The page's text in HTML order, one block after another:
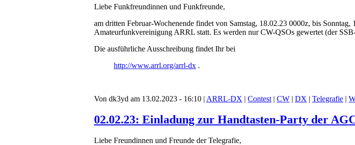
Liebe Funkfreundinnen und Funkfreunde,
am dritten Februar-Wochenende findet von Samstag, 18.02.23 0000z, bis
Amateurfunkvereinigung ARRL statt. Es werden nur CW-QSOs gewertet (der
Die ausführliche Ausschreibung findet Ihr bei
http://www.arrl.org/arrl-dx .
Von dk3yd am 13.02.2023 - 16:10 | ARRL-DX | Contest| CW | DX | Telegrafie |
02.02.23: Einladung zur Handtasten-Party der
Liebe Freundinnen und Freunde der Telegrafie,